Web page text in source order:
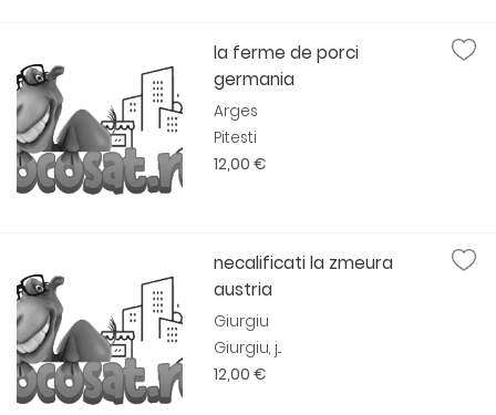
la ferme de porci
germania
Arges
Pitesti
12,00 €
necalificati la zmeura
austria
Giurgiu
Giurgiu, j...
12,00 €